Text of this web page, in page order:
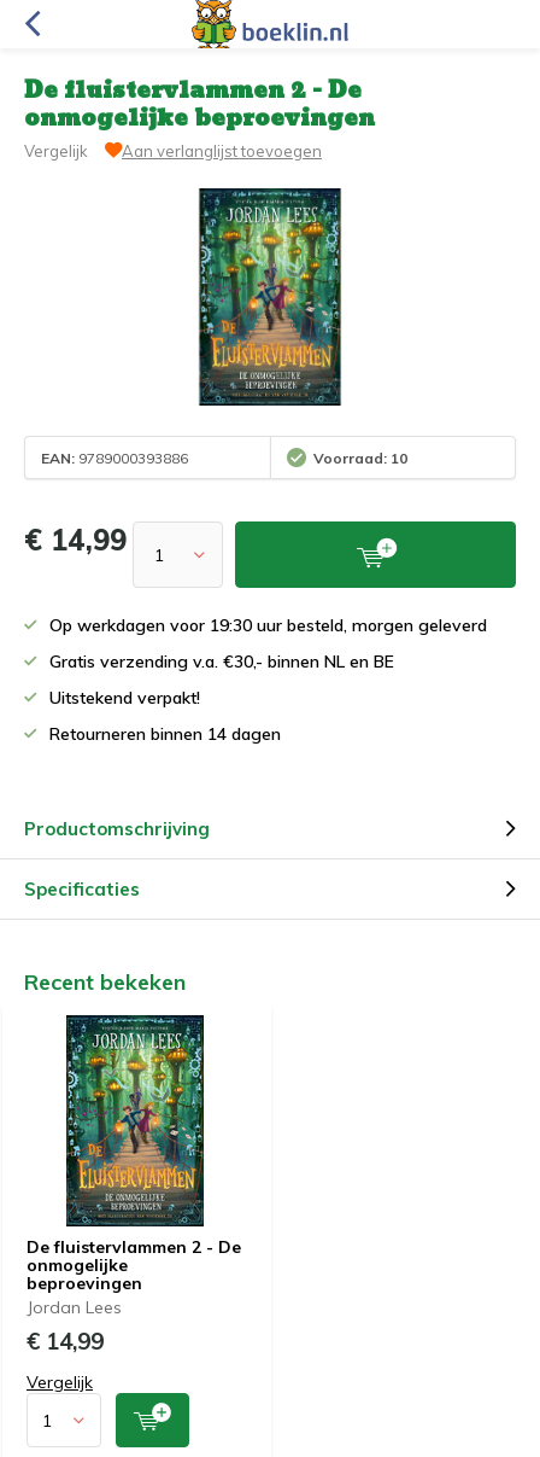
De fluistervlammen 2 - De
onmogelijke beproevingen
Vergelijk Aan verlanglijst toevoegen
EAN: 9789000393886 Voorraad: 10
€ 14,99
Op werkdagen voor 19:30 uur besteld, morgen geleverd
Gratis verzending v.a. €30,- binnen NL en BE
Uitstekend verpakt!
Retourneren binnen 14 dagen
Productomschrijving
Specificaties
Recent bekeken
De fluistervlammen 2 - De
onmogelijke
beproevingen
Jordan Lees
€ 14,99
Vergelijk